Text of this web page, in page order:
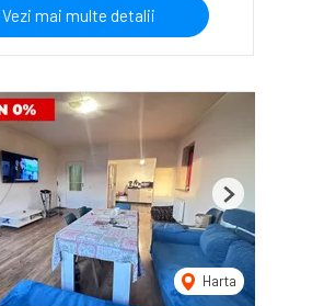
Vezi mai multe detalii
Harta
Next